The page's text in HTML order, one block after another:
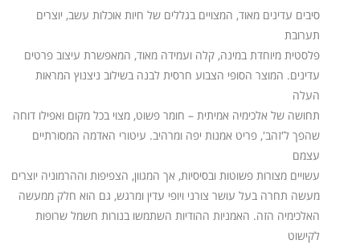
סיבים עדינים מאוד, המצויים בגללים של חיות אוכלות עשב, יוצרים
תערובת
פלסטית מיוחדת במינה, קלה ועמידה מאוד, המאפשרת עיצוב פרטים
עדינים. המוצר הסופי הצבוע חרסית לבנה בשילוב ניצנוץ המראות
העלה
תחושה של אלכימיה אמיתית – חומר פשוט, מצוי בכל מקום ואפילו דוחה
שהפך ל'זהב', פריט אמנות יפה ומרהיב. עיטורי האדמה המסורתיים
עצמם
עשויים מצורות פשוטות ובסיסיות, אך המגוון, הצפיפות וההרמוניה יוצרים
מעשה תחרה בעל עושר צורני ויופי עדין ומרגש, גם הוא חלק ממעשה
האלכימיה הזה. האמניות ההודיות השתמשו בנורות חשמל שרופות
לקישוט